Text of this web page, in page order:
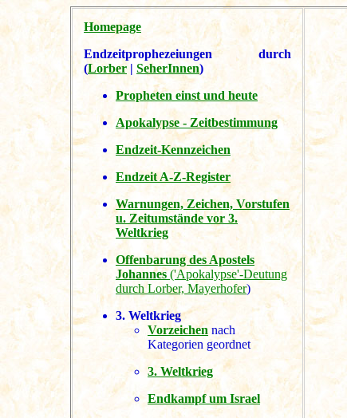
Homepage
Endzeitprophezeiungen durch
(Lorber | SeherInnen)
Propheten einst und heute
Apokalypse - Zeitbestimmung
Endzeit-Kennzeichen
Endzeit A-Z-Register
Warnungen, Zeichen, Vorstufen
u. Zeitumstände vor 3.
Weltkrieg
Offenbarung des Apostels
Johannes('Apokalypse'-Deutung
durch Lorber, Mayerhofer)
3. Weltkrieg
Vorzeichen nach
Kategorien geordnet
3. Weltkrieg
Endkampf um Israel